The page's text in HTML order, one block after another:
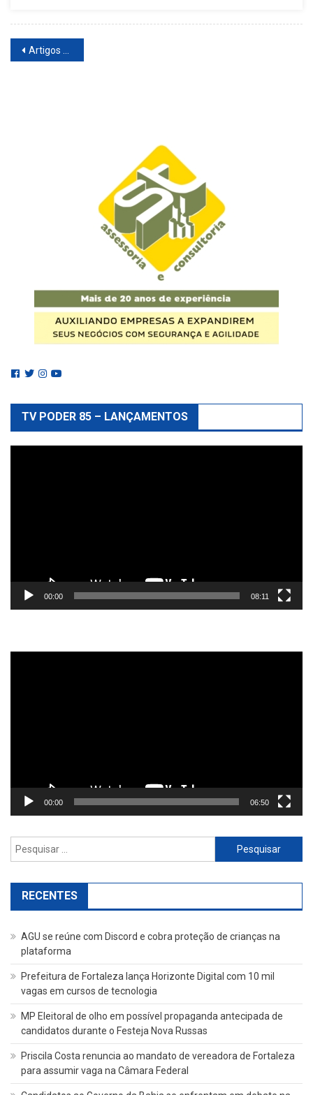
Navegação
Artigos mais antigos
TV PODER 85 – LANÇAMENTOS
00:00 08:11
00:00 06:50
Pesquisar
por:
RECENTES
AGU se reúne com Discord e cobra proteção de crianças na
plataforma
Prefeitura de Fortaleza lança Horizonte Digital com 10 mil
vagas em cursos de tecnologia
MP Eleitoral de olho em possível propaganda antecipada de
candidatos durante o Festeja Nova Russas
Priscila Costa renuncia ao mandato de vereadora de Fortaleza
para assumir vaga na Câmara Federal